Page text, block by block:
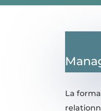
La